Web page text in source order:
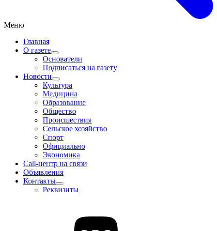
Меню
Главная
О газете
Основатели
Подписаться на газету
Новости
Культура
Медицина
Образование
Общество
Происшествия
Сельское хозяйство
Спорт
Официально
Экономика
Call-центр на связи
Объявления
Контакты
Реквизиты